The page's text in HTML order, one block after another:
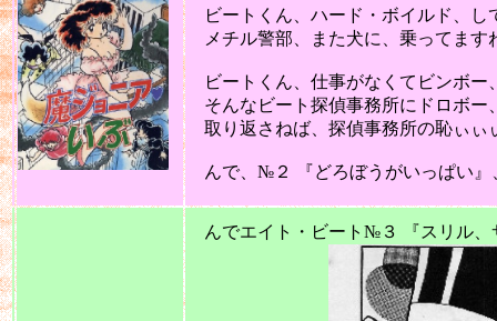
ビートくん、ハード・ボイルド、し
メチル警部、また犬に、乗ってます
ビートくん、仕事がなくてビンボー
そんなビート探偵事務所にドロボー
取り返さねば、探偵事務所の恥ぃぃ
んで、№２ 『どろぼうがいっぱい』
んでエイト・ビート№３ 『スリル、